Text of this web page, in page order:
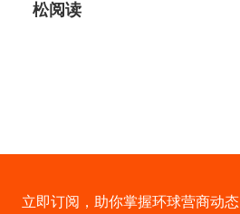
松阅读
立即订阅，助你掌握环球营商动态